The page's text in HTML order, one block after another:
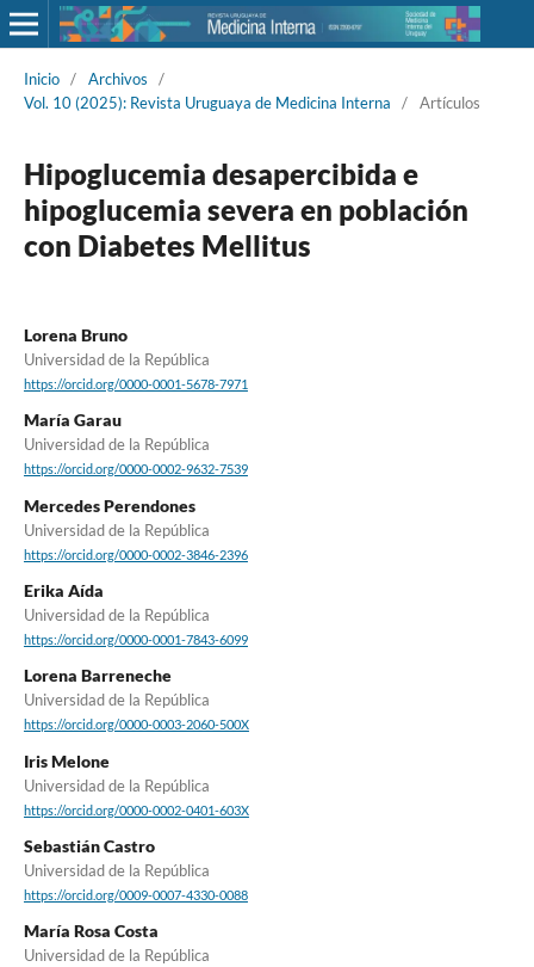
Inicio / Archivos
/
Vol. 10 (2025): Revista Uruguaya de Medicina Interna
/ Artículos
Hipoglucemia desapercibida e
hipoglucemia severa en población
con Diabetes Mellitus
Lorena Bruno
Universidad de la República
https://orcid.org/0000-0001-5678-7971
María Garau
Universidad de la República
https://orcid.org/0000-0002-9632-7539
Mercedes Perendones
Universidad de la República
https://orcid.org/0000-0002-3846-2396
Erika Aída
Universidad de la República
https://orcid.org/0000-0001-7843-6099
Lorena Barreneche
Universidad de la República
https://orcid.org/0000-0003-2060-500X
Iris Melone
Universidad de la República
https://orcid.org/0000-0002-0401-603X
Sebastián Castro
Universidad de la República
https://orcid.org/0009-0007-4330-0088
María Rosa Costa
Universidad de la República